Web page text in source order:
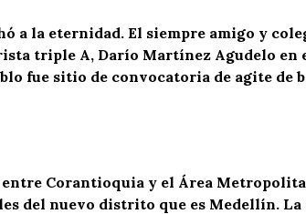
a la eternidad. El siempre amigo y
triple A, Darío Martínez Agudelo en
fue sitio de convocatoria de agite de
entre Corantioquia y el Área
del nuevo distrito que es Medellín.